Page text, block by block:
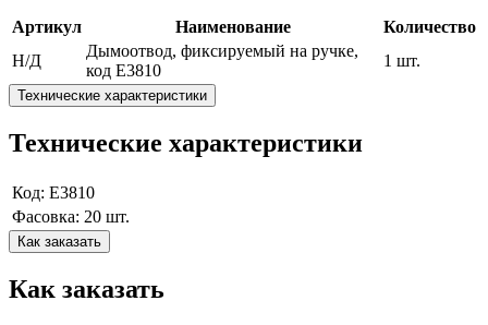
Артикул Наименование
Количество
Н/Д
Дымоотвод, фиксируемый на ручке,
код Е3810
1 шт.
Технические характеристики
Технические характеристики
Код: Е3810
Фасовка: 20 шт.
Как заказать
Как заказать